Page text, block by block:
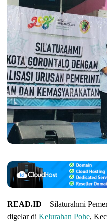
READ.ID – Silaturahmi
digelar di Kelurahan Pohe,